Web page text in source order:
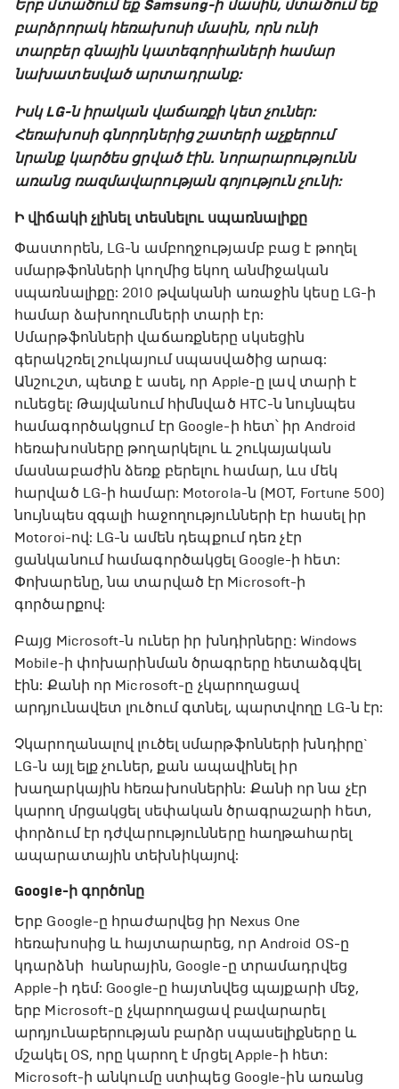
Երբմտածում եք Samsung-ի մասին, մտածում եք
բարձրորակ հեռախոսի մասին, որն ունի
տարբեր գնային կատեգորիաների համար
նախատեսված արտադրանք:
Իսկ LG-ն իրական վաճառքի կետ չուներ:
Հեռախոսի գնորդներից շատերի աչքերում
նրանք կարծես ցրված էին. նորարարությունն
առանց ռազմավարության գոյություն չունի:
Ի վիճակի չլինել տեսնելու սպառնալիքը
Փաստորեն, LG-ն ամբողջությամբ բաց է թողել
սմարթֆոնների կողմից եկող անմիջական
սպառնալիքը: 2010 թվականի առաջին կեսը LG-ի
համար ձախողումների տարի էր:
Սմարթֆոնների վաճառքները սկսեցին
գերակշռել շուկայում սպասվածից արագ:
Անշուշտ, պետք է ասել, որ Apple-ը լավ տարի է
ունեցել: Թայվանում հիմնված HTC-ն նույնպես
համագործակցում էր Google-ի հետ՝ իր Android
հեռախոսները թողարկելու և շուկայական
մասնաբաժին ձեռք բերելու համար, ևս մեկ
հարված LG-ի համար: Motorola-ն (MOT, Fortune 500)
նույնպես զգալի հաջողությունների էր հասել իր
Motoroi-ով: LG-ն ամեն դեպքում դեռ չէր
ցանկանում համագործակցել Google-ի հետ:
Փոխարենը, նա տարված էր Microsoft-ի
գործարքով:
Բայց Microsoft-ն ուներ իր խնդիրները: Windows
Mobile-ի փոխարինման ծրագրերը հետաձգվել
էին: Քանի որ Microsoft-ը չկարողացավ
արդյունավետ լուծում գտնել, պարտվողը LG-ն էր:
Չկարողանալով լուծել սմարթֆոնների խնդիրը`
LG-ն այլ ելք չուներ, քան ապավինել իր
խաղարկային հեռախոսներին: Քանի որ նա չէր
կարող մրցակցել սեփական ծրագրաշարի հետ,
փորձում էր դժվարությունները հաղթահարել
ապարատային տեխնիկայով:
Google-ի գործոնը
Երբ Google-ը հրաժարվեց իր Nexus One
հեռախոսից և հայտարարեց, որ Android OS-ը
կդարձնի հանրային, Google-ը տրամադրվեց
Apple-ի դեմ: Google-ը հայտնվեց պայքարի մեջ,
երբ Microsoft-ը չկարողացավ բավարարել
արդյունաբերության բարձր սպասելիքները և
մշակել OS, որը կարող է մրցել Apple-ի հետ:
Microsoft-ի անկումը ստիպեց Google-ին առանց